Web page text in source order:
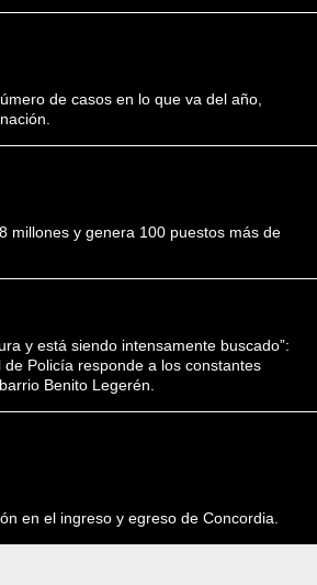
de casos en lo que va del año,
millones y genera 100 puestos más de
y está siendo intensamente buscado”:
de Policía responde a los constantes
Benito Legerén.
en el ingreso y egreso de Concordia.